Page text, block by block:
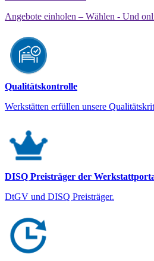
Angebote einholen – Wählen - Und
Qualitätskontrolle
Werkstätten erfüllen unsere
DISQ Preisträger der
DtGV und DISQ Preisträger.